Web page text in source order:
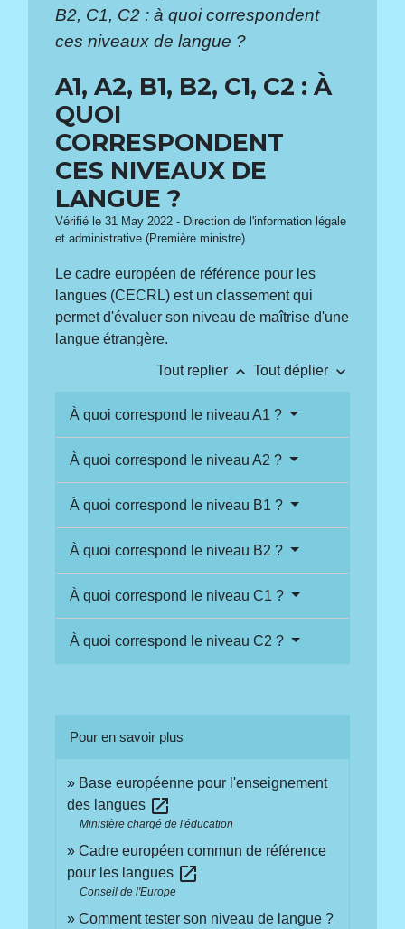
B2, C1, C2 : à quoi correspondent
ces niveaux de langue ?
A1, A2, B1, B2, C1, C2 : À
QUOI
CORRESPONDENT
CES NIVEAUX DE
LANGUE ?
Vérifié le 31 May 2022 - Direction de l'information légale
et administrative (Première ministre)
Le cadre européen de référence pour les
langues (CECRL) est un classement qui
permet d'évaluer son niveau de maîtrise d'une
langue étrangère.
Tout replier keyboard_arrow_up Tout déplier keyboard_arrow_down
À quoi correspond le niveau A1 ?
À quoi correspond le niveau A2 ?
À quoi correspond le niveau B1 ?
À quoi correspond le niveau B2 ?
À quoi correspond le niveau C1 ?
À quoi correspond le niveau C2 ?
Pour en savoir plus
Base européenne pour l'enseignement
des langues open_in_new
Ministère chargé de l'éducation
Cadre européen commun de référence
pour les langues open_in_new
Conseil de l'Europe
Comment tester son niveau de langue ?